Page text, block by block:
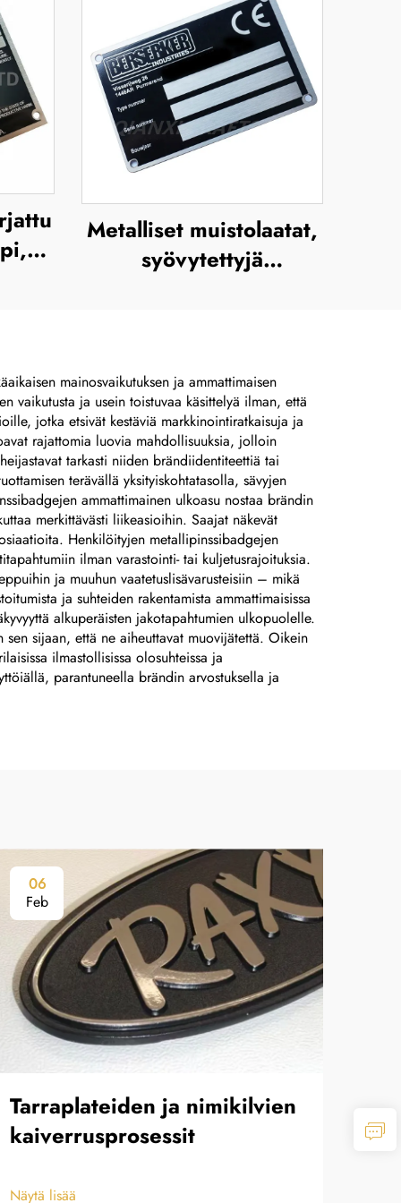
Metalliset muistolaatat,
syövytettyjä
ruostumattomasta
teräksestä graavattuja
logoja sisältäviä
nimikilviä
mainosvaikutuksen ja ammattimaisen
vaikutusta ja usein toistuvaa käsittelyä ilman, että
jotka etsivät kestäviä markkinointiratkaisuja ja
rajattomia luovia mahdollisuuksia, jolloin
tarkasti niiden brändiidentiteettiä tai
terävällä yksityiskohtatasolla, sävyjen
ammattimainen ulkoasu nostaa brändin
merkittävästi liikeasioihin. Saajat näkevät
Henkilöityjen metallipinssibadgejen
ilman varastointi- tai kuljetusrajoituksia.
ja muuhun vaatetuslisävarusteisiin – mikä
ja suhteiden rakentamista ammattimaisissa
alkuperäisten jakotapahtumien ulkopuolelle.
sijaan, että ne aiheuttavat muovijätettä. Oikein
ilmastollisissa olosuhteissa ja
parantuneella brändin arvostuksella ja
06
Feb
Tarraplateiden ja nimikilvien
kaiverrusprosessit
Näytä lisää